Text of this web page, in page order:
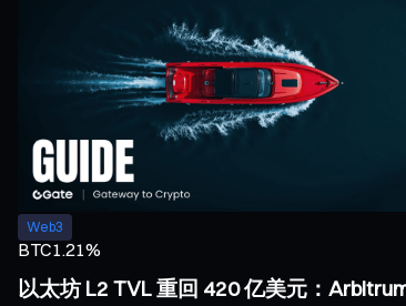
Web3
BTC1.21%
以太坊 L2 TVL 重回 420 亿美元：